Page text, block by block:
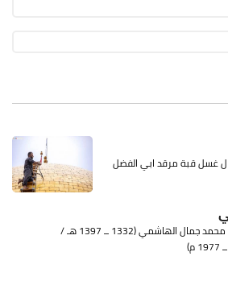
غسل قبة مرقد ابي الفضل
222 ــ محمد جمال الهاشمي (1332 ــ 1397 هـ /